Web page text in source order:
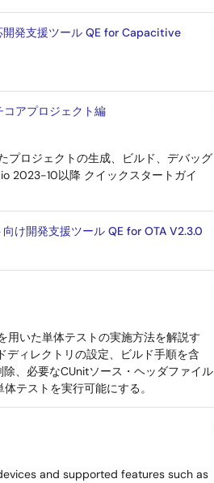
開発支援ツール QE for Capacitive
アプロジェクト編
プロジェクトの生成、ビルド、デバッグ
2023-10以降 クイックスタートガイ
け開発支援ツール QE for OTA V2.3.0
用いた単体テストの実施方法を解説す
ディレクトリの設定、ビルド手順を含
、必要なCUnitソース・ヘッダファイル
テストを実行可能にする。
and supported features such as